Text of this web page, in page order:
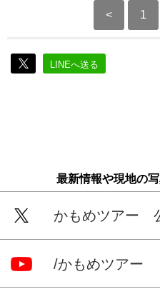
< 1
LINEへ送る
最新情報や現地の
かもめツアー
/かもめツアー